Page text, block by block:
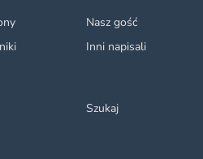
Nasz gość
Inni napisali
Szukaj